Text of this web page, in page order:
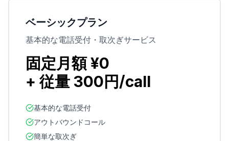
ベーシックプラン
基本的な電話受付・取次ぎサービス
固定月額 ¥0
+ 従量 300円/call
基本的な電話受付
アウトバウンドコール
簡単な取次ぎ